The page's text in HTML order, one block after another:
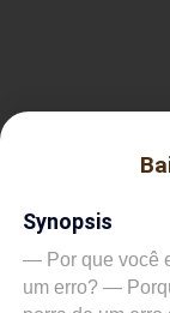
Synopsis
— Por que você
um erro? —